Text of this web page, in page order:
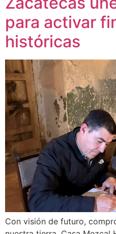
para activar
históricas
Con visión de futuro,